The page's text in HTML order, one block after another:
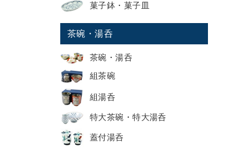
菓子鉢・菓子皿
茶碗・湯呑
茶碗・湯呑
組茶碗
組湯呑
特大茶碗・特大湯呑
蓋付湯呑